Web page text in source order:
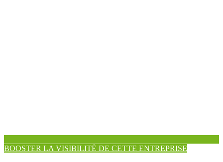
BOOSTER LA VISIBILITÉ DE CETTE ENTREPRISE